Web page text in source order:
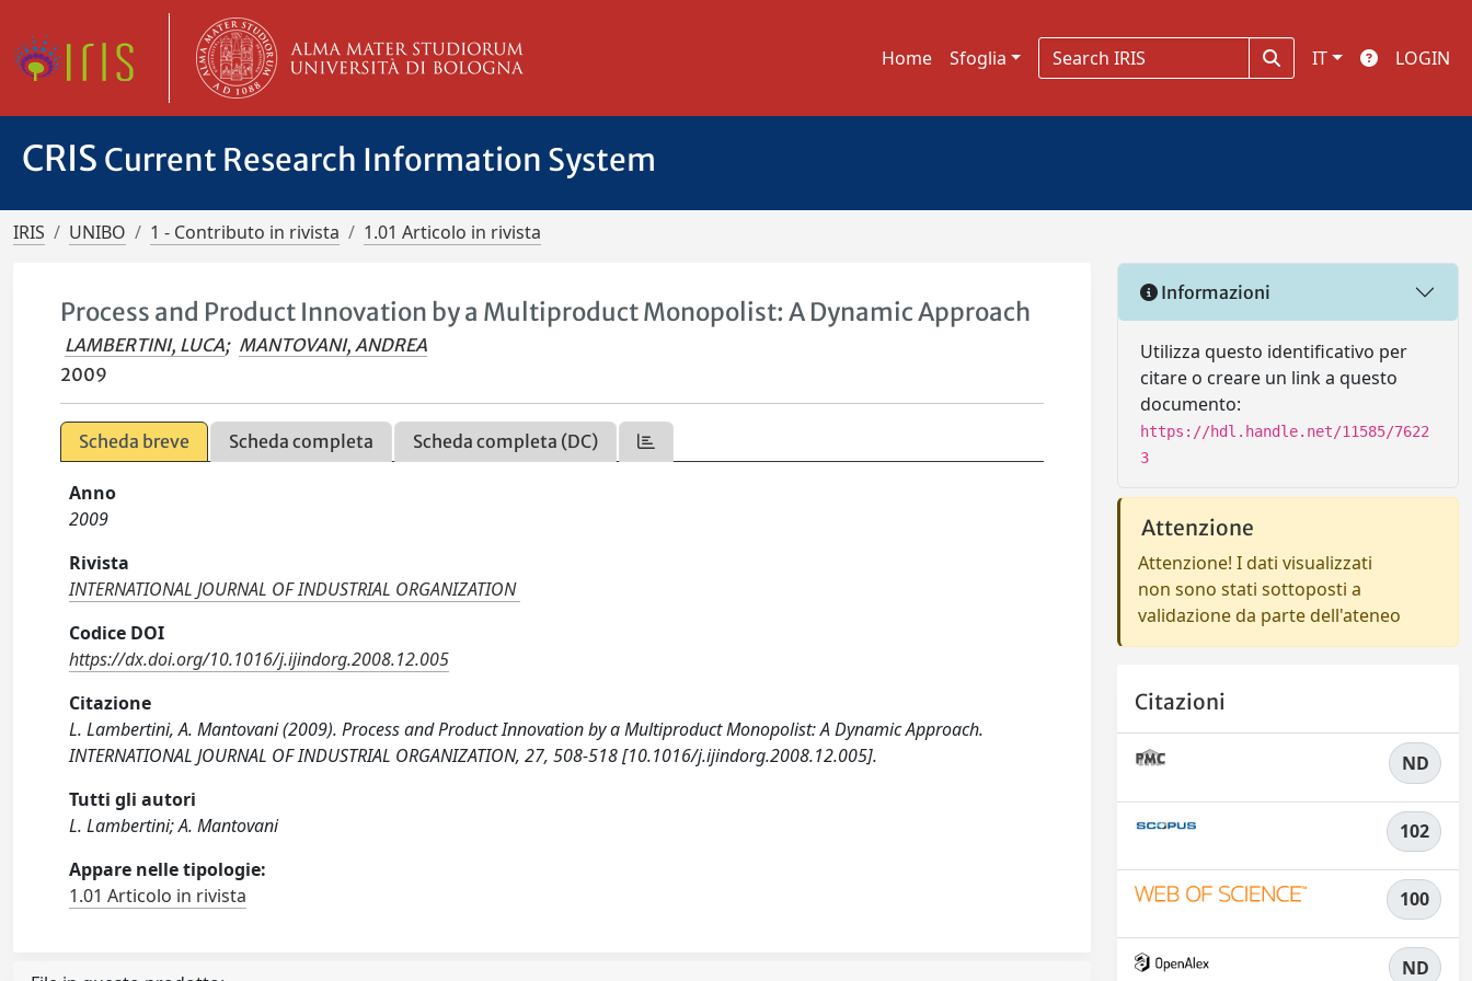
Home Sfoglia IT LOGIN
CRIS Current Research Information System
IRIS UNIBO 1 - Contributo in rivista 1.01 Articolo in rivista
Process and Product Innovation by a Multiproduct Monopolist: A Dynamic Approach
LAMBERTINI, LUCA; MANTOVANI, ANDREA
2009
Scheda breve Scheda completa Scheda completa (DC)
Anno
2009
Rivista
INTERNATIONAL JOURNAL OF INDUSTRIAL ORGANIZATION
Codice DOI
https://dx.doi.org/10.1016/j.ijindorg.2008.12.005
Citazione
L. Lambertini, A. Mantovani (2009). Process and Product Innovation by a Multiproduct Monopolist: A Dynamic Approach.
INTERNATIONAL JOURNAL OF INDUSTRIAL ORGANIZATION, 27, 508-518 [10.1016/j.ijindorg.2008.12.005].
Tutti gli autori
L. Lambertini; A. Mantovani
Appare nelle tipologie:
1.01 Articolo in rivista
Informazioni
Utilizza questo identificativo per
citare o creare un link a questo
documento:
https://hdl.handle.net/11585/7622
3
Attenzione
Attenzione! I dati visualizzati
non sono stati sottoposti a
validazione da parte dell'ateneo
Citazioni
ND
102
100
ND